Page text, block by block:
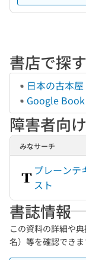
書店で探す
日本の古本屋
Google
障害者向
みなサーチ
プレーンテ
スト
書誌情報
この資料の詳細や
名）等を確認できま